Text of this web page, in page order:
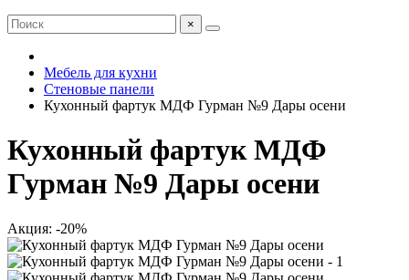
×
Мебель для кухни
Стеновые панели
Кухонный фартук МДФ Гурман №9 Дары осени
Кухонный фартук МДФ
Гурман №9 Дары осени
Акция: -20%